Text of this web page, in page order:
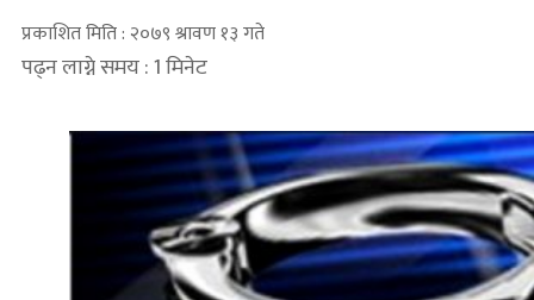
प्रकाशित मिति : २०७९ श्रावण १३ गते
पढ्न लाग्ने समय : 1 मिनेट